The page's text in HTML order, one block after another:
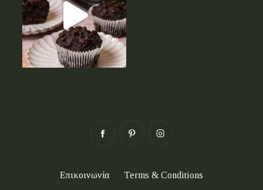
Επικοινωνία Terms & Conditions